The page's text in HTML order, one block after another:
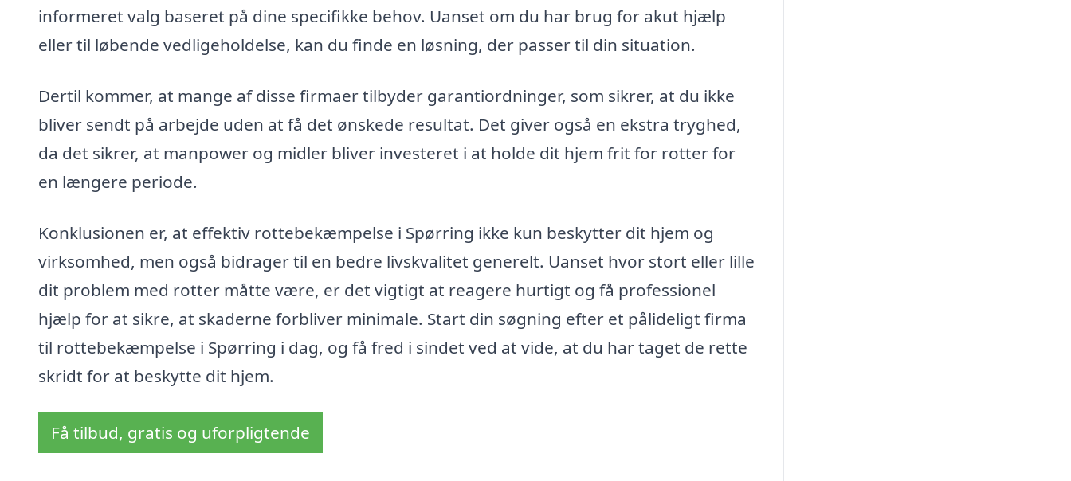
informeret valg baseret på dine specifikke behov. Uanset om du har brug for akut hjælp
eller til løbende vedligeholdelse, kan du finde en løsning, der passer til din situation.
Dertil kommer, at mange af disse firmaer tilbyder garantiordninger, som sikrer, at du ikke
bliver sendt på arbejde uden at få det ønskede resultat. Det giver også en ekstra tryghed,
da det sikrer, at manpower og midler bliver investeret i at holde dit hjem frit for rotter for
en længere periode.
Konklusionen er, at effektiv rottebekæmpelse i Spørring ikke kun beskytter dit hjem og
virksomhed, men også bidrager til en bedre livskvalitet generelt. Uanset hvor stort eller lille
dit problem med rotter måtte være, er det vigtigt at reagere hurtigt og få professionel
hjælp for at sikre, at skaderne forbliver minimale. Start din søgning efter et pålideligt firma
til rottebekæmpelse i Spørring i dag, og få fred i sindet ved at vide, at du har taget de rette
skridt for at beskytte dit hjem.
Få tilbud, gratis og uforpligtende